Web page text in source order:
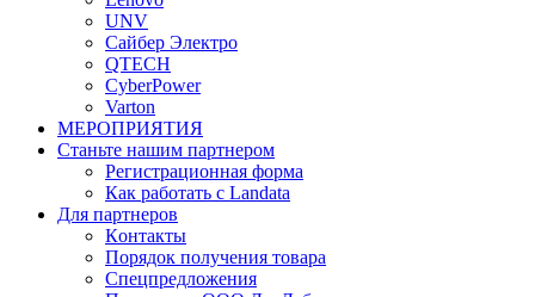
UNV
Сайбер Электро
QTECH
CyberPower
Varton
МЕРОПРИЯТИЯ
Станьте нашим партнером
Регистрационная форма
Как работать с Landata
Для партнеров
Кoнтaкты
Порядок получения товара
Спецпредложения